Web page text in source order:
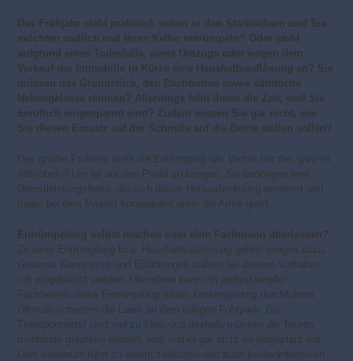
Das Frühjahr steht praktisch schon in den Startlöchern und Sie
möchten endlich mal Ihren Keller entrümpeln? Oder steht
aufgrund eines Todesfalls, eines Umzugs oder wegen dem
Verkauf der Immobilie in Kürze eine Haushaltsauflösung an? Sie
müssen das Grundstück, den Dachboden sowie sämtliche
Nebengelasse räumen? Allerdings fehlt Ihnen die Zeit, weil Sie
beruflich eingespannt sind? Zudem wissen Sie gar nicht, wie
Sie diesen Einsatz auf der Schnelle auf die Beine stellen sollen?
Das größte Problem stellt die Entsorgung dar. Wohin mit den ganzen
Altmöbeln? Um es auf den Punkt zu bringen. Sie benötigen eine
Dienstleistungsfirma, die sich dieser Herausforderung annimmt und
Ihnen bei dem Projekt konsequent unter die Arme greift.
Entrümpelung selbst machen oder dem Fachmann überlassen?
Zu einer Entrümplung bzw. Haushaltsauflösung gehört einiges dazu.
Gewisse Kenntnisse und Erfahrungen sollten bei diesem Vorhaben
mit eingebracht werden. Obendrein kann ein professioneller
Fachbetrieb diese Entrümplung relativ kostengünstig durchführen.
Oftmals scheitern die Laien an dem nötigen Fuhrpark. Die
Transportmittel sind viel zu klein und deshalb müssen die Touren
mehrmals gefahren werden, was vorher gar nicht so eingeplant war.
Dies wiederum führt zu einem zeitlichen und auch kostenintensiven